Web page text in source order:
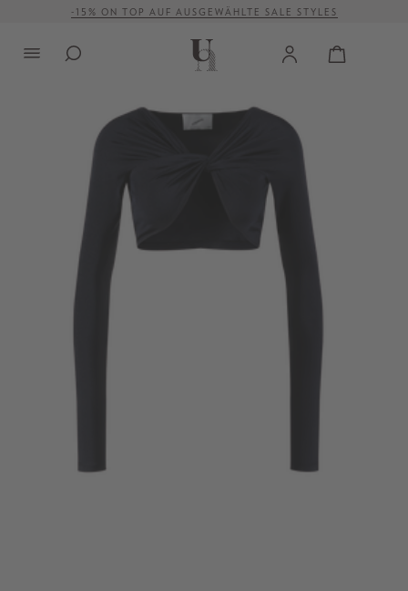
springen-15% ON TOP AUF AUSGEWÄHLTE SALE STYLES